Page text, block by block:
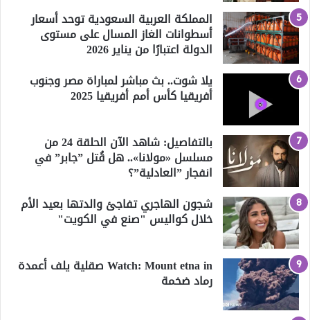
المملكة العربية السعودية توحد أسعار
أسطوانات الغاز المسال على مستوى
الدولة اعتبارًا من يناير 2026
يلا شوت.. بث مباشر لمباراة مصر وجنوب
أفريقيا كأس أمم أفريقيا 2025
بالتفاصيل: شاهد الآن الحلقة 24 من
مسلسل «مولانا».. هل قُتل ”جابر” في
انفجار ”العادلية”؟
شجون الهاجري تفاجئ والدتها بعيد الأم
خلال كواليس "صنع في الكويت"
Watch: Mount etna in صقلية يلف أعمدة
رماد ضخمة